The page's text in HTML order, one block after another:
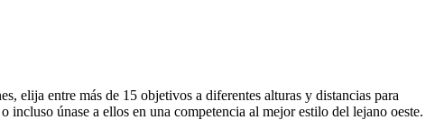
elija entre más de 15 objetivos a diferentes alturas y distancias para
únase a ellos en una competencia al mejor estilo del lejano oeste.